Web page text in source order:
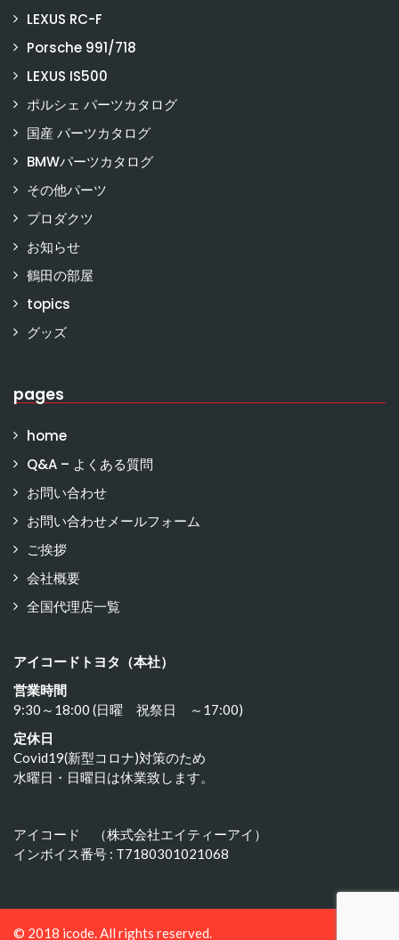
LEXUS RC-F
Porsche 991/718
LEXUS IS500
ポルシェ パーツカタログ
国産 パーツカタログ
BMWパーツカタログ
その他パーツ
プロダクツ
お知らせ
鶴田の部屋
topics
グッズ
pages
home
Q&A – よくある質問
お問い合わせ
お問い合わせメールフォーム
ご挨拶
会社概要
全国代理店一覧
アイコードトヨタ（本社）
営業時間
9:30～18:00 (日曜 祝祭日 ～17:00)
定休日
Covid19(新型コロナ)対策のため
水曜日・日曜日は休業致します。
アイコード （株式会社エイティーアイ）
インボイス番号 : T7180301021068
© 2018 icode. All rights reserved.